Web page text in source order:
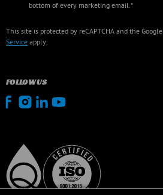
bottom of every marketing email.*
This site is protected by reCAPTCHA and the Google
Service apply.
FOLLOW US